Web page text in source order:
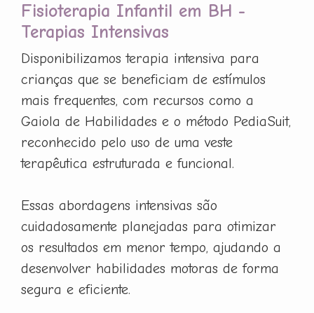
Fisioterapia Infantil em BH -
Terapias Intensivas
Disponibilizamos terapia intensiva para
crianças que se beneficiam de estímulos
mais frequentes, com recursos como a
Gaiola de Habilidades e o método PediaSuit,
reconhecido pelo uso de uma veste
terapêutica estruturada e funcional.
Essas abordagens intensivas são
cuidadosamente planejadas para otimizar
os resultados em menor tempo, ajudando a
desenvolver habilidades motoras de forma
segura e eficiente.